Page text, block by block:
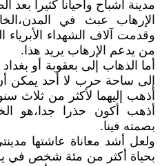
مدينة أشباح وأحيانا كثيرا بعد
الإرهاب عبث في
وقدمت آلاف الشهداء
من يدعم الإرهاب يريد هذا.
أما الذهاب إلى بعقوبة أو
إلى ساحة حرب لا أحد يمكن
أذهب إليهما لأكثر من ثلاث
أذهب أكون حذرا جدا،هو
بصمته فينا.
ولعل أشد معاناة عاشتها
بحياة أكثر من مئة شخص في